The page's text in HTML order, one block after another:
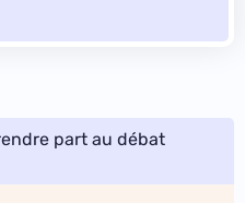
part au débat